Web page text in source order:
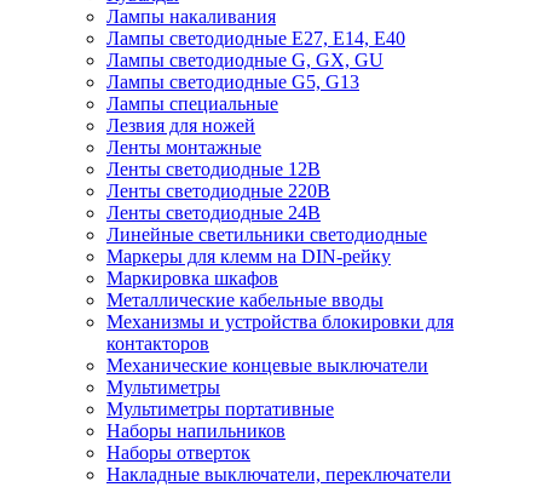
Лампы накаливания
Лампы светодиодные E27, E14, E40
Лампы светодиодные G, GX, GU
Лампы светодиодные G5, G13
Лампы специальные
Лезвия для ножей
Ленты монтажные
Ленты светодиодные 12В
Ленты светодиодные 220В
Ленты светодиодные 24В
Линейные светильники светодиодные
Маркеры для клемм на DIN-рейку
Маркировка шкафов
Металлические кабельные вводы
Механизмы и устройства блокировки для
контакторов
Механические концевые выключатели
Мультиметры
Мультиметры портативные
Наборы напильников
Наборы отверток
Накладные выключатели, переключатели